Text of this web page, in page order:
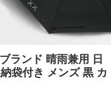
ランド 晴雨兼用 日
袋付き メンズ 黒 カ